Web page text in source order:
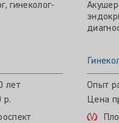
гинеколог-
лет
р.
Опыт
Цена